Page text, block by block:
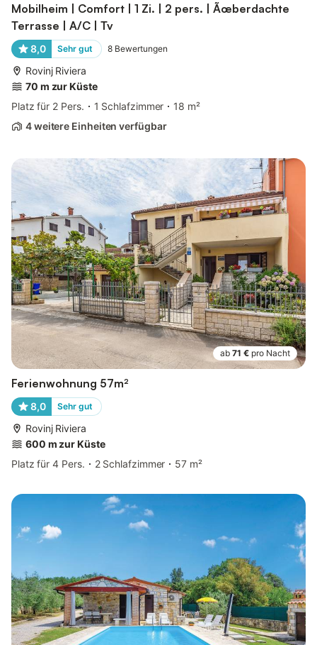
Mobilheim | Comfort | 1 Zi. | 2 pers. | Ãœberdachte
Terrasse | A/C | Tv
8,0 Sehr gut 8 Bewertungen
Rovinj Riviera
70 m zur Küste
Platz für 2 Pers.
1 Schlafzimmer
18 m²
4 weitere Einheiten verfügbar
ab 71 € pro Nacht
Ferienwohnung 57m²
8,0 Sehr gut
Rovinj Riviera
600 m zur Küste
Platz für 4 Pers.
2 Schlafzimmer 57 m²